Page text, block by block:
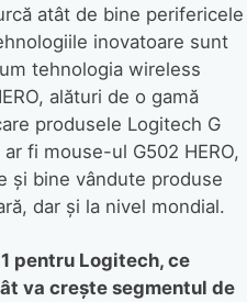
atât de bine perifericele
inovatoare sunt
tehnologia wireless
alături de o gamă
produsele Logitech G
fi mouse-ul G502 HERO,
și bine vândute produse
dar și la nivel mondial.
pentru Logitech, ce
va crește segmentul de